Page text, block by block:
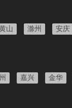
山 滁州 安庆
嘉兴 金华